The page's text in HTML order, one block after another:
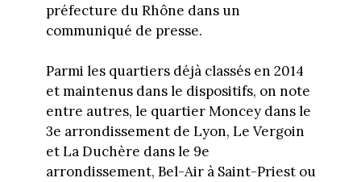
préfecture du Rhône dans un
communiqué de presse.
Parmi les quartiers déjà classés en 2014
et maintenus dans le dispositifs, on note
entre autres, le quartier Moncey dans le
3e arrondissement de Lyon, Le Vergoin
et La Duchère dans le 9e
arrondissement, Bel-Air à Saint-Priest ou